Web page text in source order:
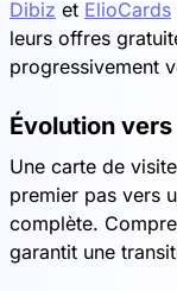
Dibiz et ElioCards
leurs offres
progressivement
Évolution
Une carte de
premier pas vers
complète.
garantit une